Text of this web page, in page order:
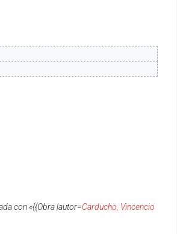
con «{{Obra |autor=Carducho, Vincencio